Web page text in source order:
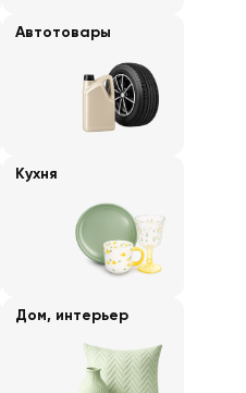
Автотовары
Кухня
Дом, интерьер